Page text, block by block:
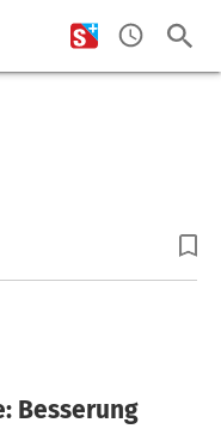
Besserung